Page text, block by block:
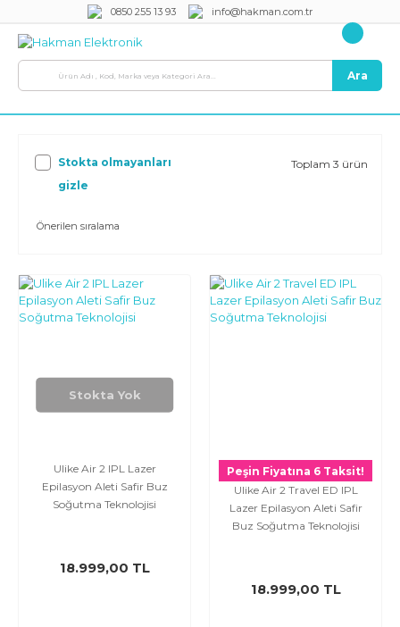
0850 255 13 93 info@hakman.com.tr
Ara
Stokta olmayanları
gizle
Toplam 3 ürün
Stokta Yok
Ulike Air 2 IPL Lazer
Epilasyon Aleti Safir Buz
Soğutma Teknolojisi
18.999,00 TL
Peşin Fiyatına 6 Taksit!
Ulike Air 2 Travel ED IPL
Lazer Epilasyon Aleti Safir
Buz Soğutma Teknolojisi
18.999,00 TL